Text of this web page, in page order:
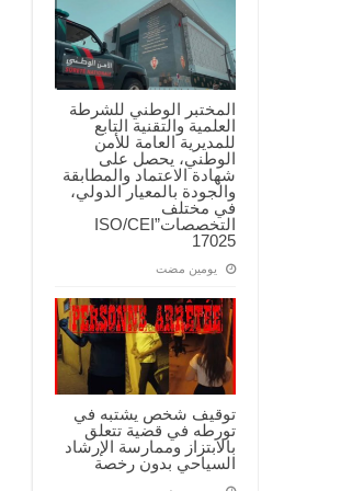
المختبر الوطني للشرطة
العلمية والتقنية التابع
للمديرية العامة للأمن
الوطني، يحصل على
شهادة الاعتماد والمطابقة
والجودة بالمعيار الدولي،
في مختلف
التخصصات”ISO/CEI
17025
‏يومين مضت
توقيف شخص يشتبه في
تورطه في قضية تتعلق
بالابتزاز وممارسة الإرشاد
السياحي بدون رخصة